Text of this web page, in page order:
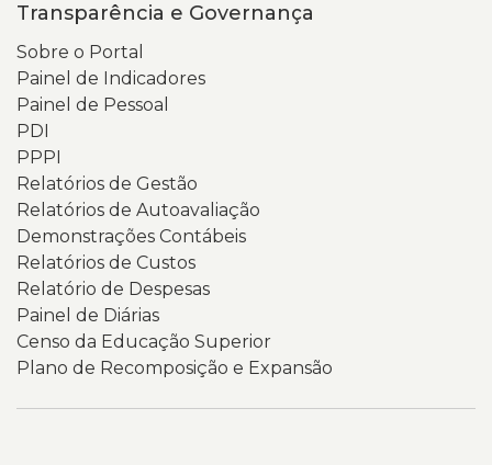
Transparência e Governança
Sobre o Portal
Painel de Indicadores
Painel de Pessoal
PDI
PPPI
Relatórios de Gestão
Relatórios de Autoavaliação
Demonstrações Contábeis
Relatórios de Custos
Relatório de Despesas
Painel de Diárias
Censo da Educação Superior
Plano de Recomposição e Expansão